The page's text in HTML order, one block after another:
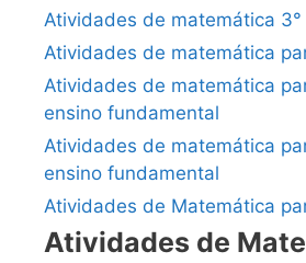
Atividades de matemática 3°
Atividades de matemática
Atividades de matemática
ensino fundamental
Atividades de matemática
ensino fundamental
Atividades de Matemática
Atividades de